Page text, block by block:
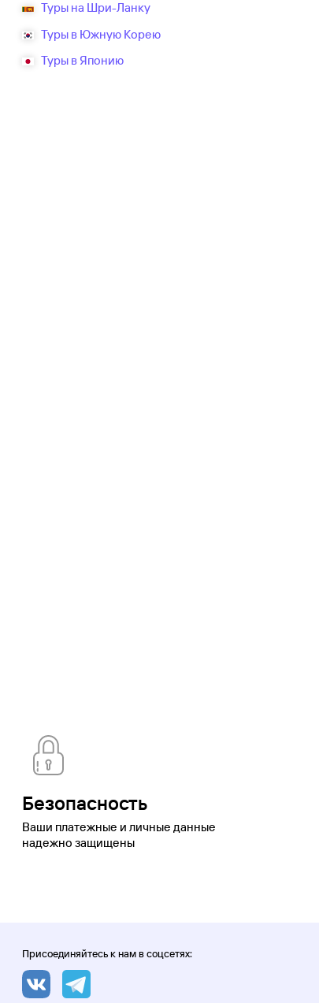
Туры на Шри-Ланку
Туры в Южную Корею
Туры в Японию
Безопасность
Ваши платежные и личные данные
надежно защищены
Присоединяйтесь к нам в соцсетях: